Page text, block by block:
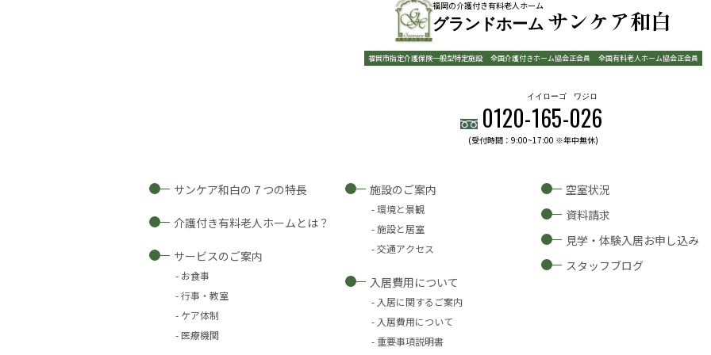
福岡の介護付き有料老人ホーム
グランドホーム サンケア和白
福岡市指定介護保険一般型特定施設 全国介護付きホーム協会正会員 全国有料老人ホーム協会正会員
0120-165
イイローゴ
-026
ワジロ
(受付時間：9:00~17:00 ※年中無休)
サンケア和白の７つの特長
介護付き有料老人ホームとは？
サービスのご案内
お食事
行事・教室
ケア体制
医療機関
施設のご案内
環境と景観
施設と居室
交通アクセス
入居費用について
入居に関するご案内
入居費用について
重要事項説明書
空室状況
資料請求
見学・体験入居お申し込み
スタッフブログ